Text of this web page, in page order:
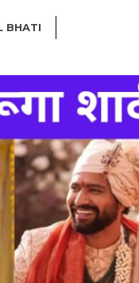
BHATI